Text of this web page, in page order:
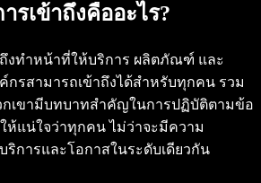
รเข้าถึงคืออะไร?
ถึงทำหน้าที่ให้บริการ ผลิตภัณฑ์ และ
รสามารถเข้าถึงได้สำหรับทุกคน รวม
เขามีบทบาทสำคัญในการปฏิบัติตามข้อ
ห้แน่ใจว่าทุกคน ไม่ว่าจะมีความ
ริการและโอกาสในระดับเดียวกัน